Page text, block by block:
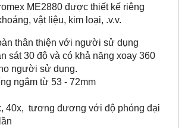
ME2880 được thiết kế riêng
vật liệu, kim loại, .v.v.
thân thiện với người sử dụng
sát 30 độ và có khả năng xoay 360
người sử dụng.
ngắm từ 53 - 72mm
40x, tương đương với độ phóng đại